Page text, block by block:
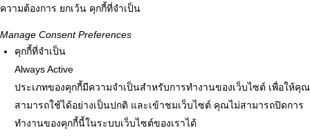
ความต้องการ ยกเว้น คุกกี้ที่จำเป็น
Manage Consent Preferences
คุกกี้ที่จำเป็น
Always Active
ประเภทของคุกกี้มีความจำเป็นสำหรับการทำงานของเว็บไซต์ เพื่อให้คุณ
สามารถใช้ได้อย่างเป็นปกติ และเข้าชมเว็บไซต์ คุณไม่สามารถปิดการ
ทำงานของคุกกี้นี้ในระบบเว็บไซต์ของเราได้